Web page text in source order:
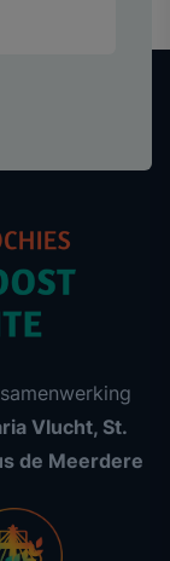
Vlucht, St.
de Meerdere